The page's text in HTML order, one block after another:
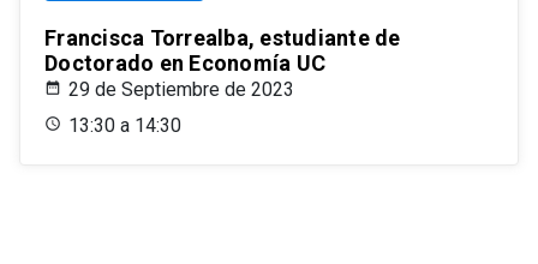
Francisca Torrealba, estudiante de
Doctorado en Economía UC
29 de Septiembre de 2023
13:30 a 14:30